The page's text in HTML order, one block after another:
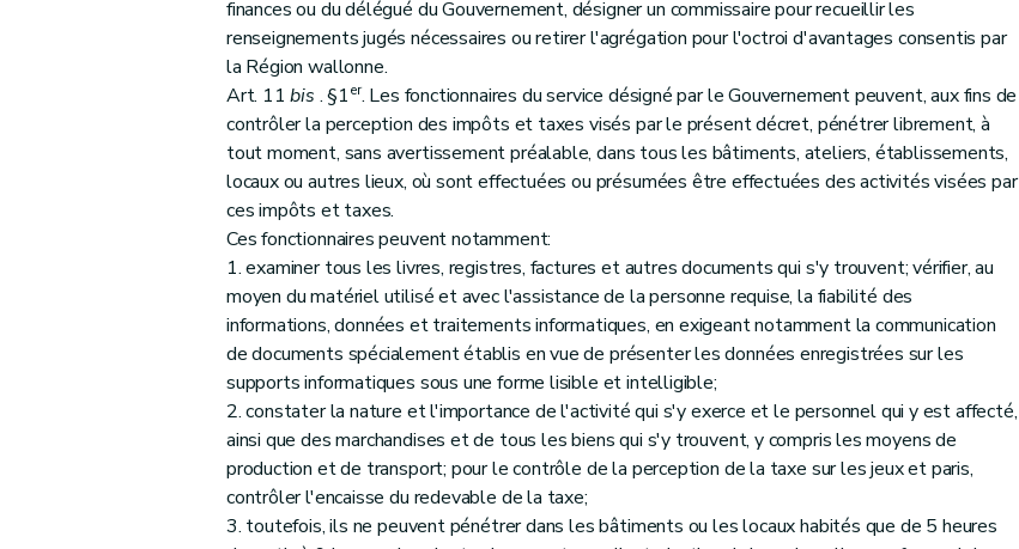
finances ou du délégué du Gouvernement, désigner un commissaire pour recueillir les
renseignements jugés nécessaires ou retirer l'agrégation pour l'octroi d'avantages consentis par
la Région wallonne.
Art. 11bis . §1er. Les fonctionnaires du service désigné par le Gouvernement peuvent, aux fins de
contrôler la perception des impôts et taxes visés par le présent décret, pénétrer librement, à
tout moment, sans avertissement préalable, dans tous les bâtiments, ateliers, établissements,
locaux ou autres lieux, où sont effectuées ou présumées être effectuées des activités visées par
ces impôts et taxes.
Ces fonctionnaires peuvent notamment:
1. examiner tous les livres, registres, factures et autres documents qui s'y trouvent; vérifier, au
moyen du matériel utilisé et avec l'assistance de la personne requise, la fiabilité des
informations, données et traitements informatiques, en exigeant notamment la communication
de documents spécialement établis en vue de présenter les données enregistrées sur les
supports informatiques sous une forme lisible et intelligible;
2. constater la nature et l'importance de l'activité qui s'y exerce et le personnel qui y est affecté,
ainsi que des marchandises et de tous les biens qui s'y trouvent, y compris les moyens de
production et de transport; pour le contrôle de la perception de la taxe sur les jeux et paris,
contrôler l'encaisse du redevable de la taxe;
3. toutefois, ils ne peuvent pénétrer dans les bâtiments ou les locaux habités que de 5 heures